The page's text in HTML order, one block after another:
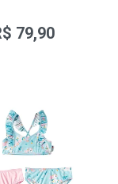
79,90